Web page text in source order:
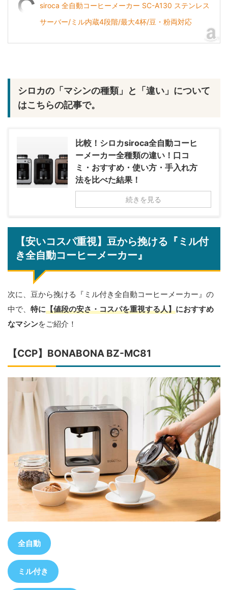
siroca 全自動コーヒーメーカー SC-A130 ステンレス
サーバー/ミル内蔵4段階/最大4杯/豆・粉両対応
シロカの「マシンの種類」と「違い」について
はこちらの記事で。
比較！シロカsiroca全自動コーヒ
ーメーカー全種類の違い！口コ
ミ・おすすめ・使い方・手入れ方
法を比べた結果！
続きを見る
【安いコスパ重視】豆から挽ける『ミル付
き全自動コーヒーメーカー』
次に、豆から挽ける『ミル付き全自動コーヒーメーカー』の
中で、 特に【値段の安さ・コスパを重視する人】におすすめ
なマシンをご紹介！
【CCP】BONABONA BZ-MC81
全自動
ミル付き